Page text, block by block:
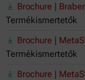
Brochure |
Termékismertetők
Brochure |
Termékismertetők
Brochure |